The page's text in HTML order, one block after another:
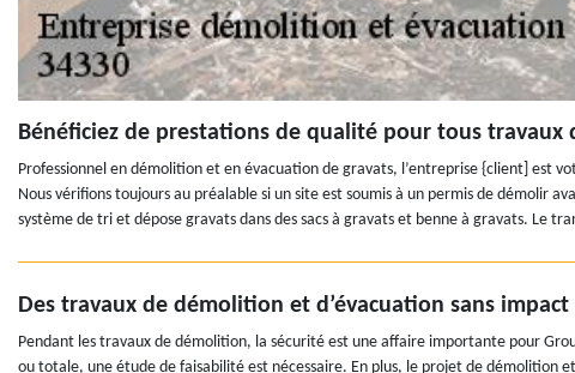
Bénéficiez de prestations de qualité pour tous travaux
Professionnel en démolition et en évacuation de gravats, l’entreprise {client] est
Nous vérifions toujours au préalable si un site est soumis à un permis de démolir
système de tri et dépose gravats dans des sacs à gravats et benne à gravats. Le
Des travaux de démolition et d’évacuation sans
Pendant les travaux de démolition, la sécurité est une affaire importante pour
ou totale, une étude de faisabilité est nécessaire. En plus, le projet de démolition